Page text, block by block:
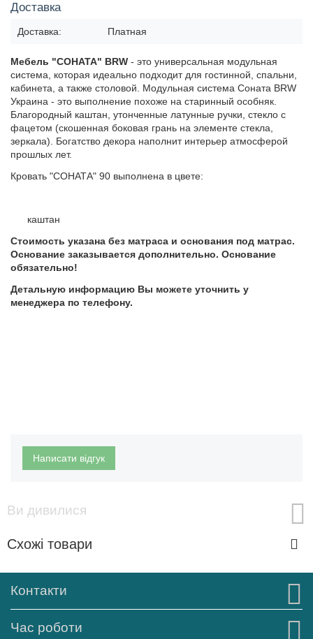
Доставка
Доставка: Платная
Мебель "СОНАТА" BRW - это универсальная модульная
система, которая идеально подходит для гостинной, спальни,
кабинета, а также столовой. Модульная система Соната BRW
Украина - это выполнение похоже на старинный особняк.
Благородный каштан, утонченные латунные ручки, стекло с
фацетом (скошенная боковая грань на элементе стекла,
зеркала). Богатство декора наполнит интерьер атмосферой
прошлых лет.
Кровать "СОНАТА" 90 выполнена в цвете:
каштан
Стоимость указана без матраса и основания под матрас.
Основание заказывается дополнительно. Основание
обязательно!
Детальную информацию Вы можете уточнить у
менеджера по телефону.
Написати відгук
Ви дивилися
Схожі товари
Контакти
Час роботи